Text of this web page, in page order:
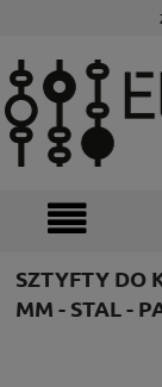
SZTYFTY DO
MM - STAL -